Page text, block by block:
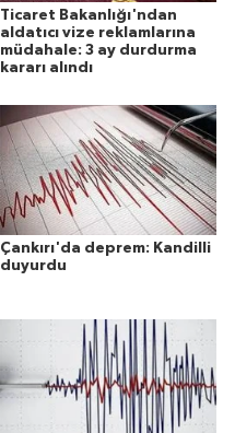
Ticaret Bakanlığı'ndan
aldatıcı vize reklamlarına
müdahale: 3 ay durdurma
kararı alındı
Çankırı'da deprem: Kandilli
duyurdu